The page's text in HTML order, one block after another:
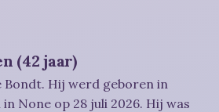
(42 jaar)
Bondt. Hij werd geboren in
None op 28 juli 2026. Hij was